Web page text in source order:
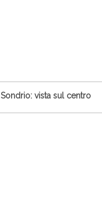
Sondrio: vista sul centro